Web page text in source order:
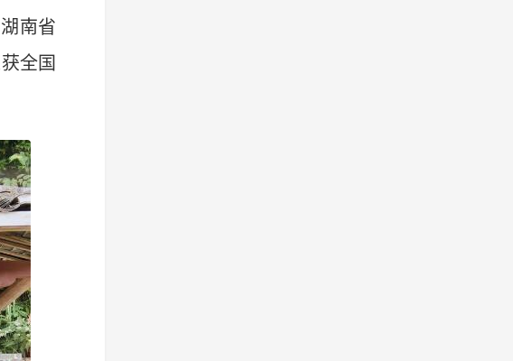
南省
全国